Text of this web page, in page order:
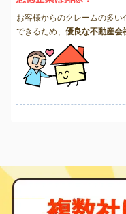
お客様からのクレームの多
できるため、 優良な不動産会